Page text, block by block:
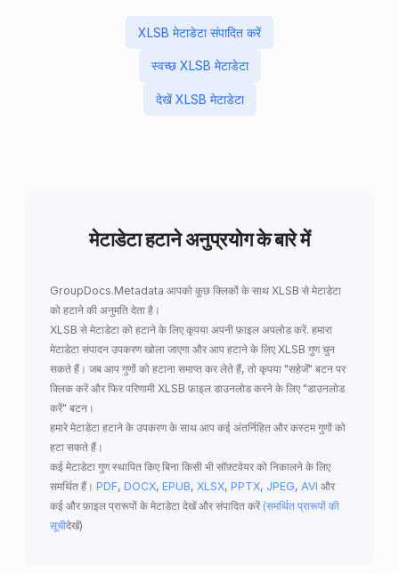
XLSB मेटाडेटा संपादित करें
स्वच्छ XLSB मेटाडेटा
देखें XLSB मेटाडेटा
मेटाडेटा हटाने अनुप्रयोग के बारे में
GroupDocs.Metadata आपको कुछ क्लिकों के साथ XLSB से मेटाडेटा
को हटाने की अनुमति देता है।
XLSB से मेटाडेटा को हटाने के लिए कृपया अपनी फ़ाइल अपलोड करें. हमारा
मेटाडेटा संपादन उपकरण खोला जाएगा और आप हटाने के लिए XLSB गुण चुन
सकते हैं। जब आप गुणों को हटाना समाप्त कर लेते हैं, तो कृपया "सहेजें" बटन पर
क्लिक करें और फिर परिणामी XLSB फ़ाइल डाउनलोड करने के लिए "डाउनलोड
करें" बटन।
हमारे मेटाडेटा हटाने के उपकरण के साथ आप कई अंतर्निहित और कस्टम गुणों को
हटा सकते हैं।
कई मेटाडेटा गुण स्थापित किए बिना किसी भी सॉफ़्टवेयर को निकालने के लिए
समर्थित हैं। PDF, DOCX, EPUB, XLSX, PPTX, JPEG, AVI और
कई और फ़ाइल प्रारूपों के मेटाडेटा देखें और संपादित करें (समर्थित प्रारूपों की
सूचीदेखें)